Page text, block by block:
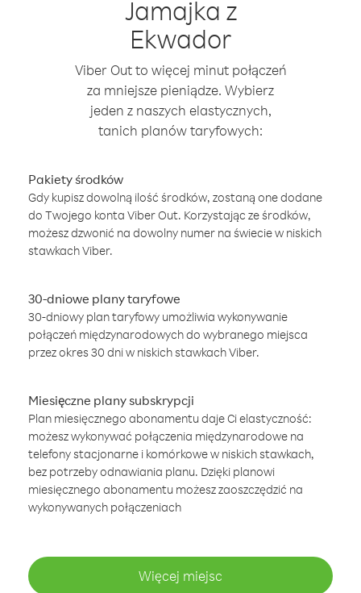
Jamajka z
Ekwador
Viber Out to więcej minut połączeń
za mniejsze pieniądze. Wybierz
jeden z naszych elastycznych,
tanich planów taryfowych:
Pakiety środków
Gdy kupisz dowolną ilość środków, zostaną one dodane
do Twojego konta Viber Out. Korzystając ze środków,
możesz dzwonić na dowolny numer na świecie w niskich
stawkach Viber.
30-dniowe plany taryfowe
30-dniowy plan taryfowy umożliwia wykonywanie
połączeń międzynarodowych do wybranego miejsca
przez okres 30 dni w niskich stawkach Viber.
Miesięczne plany subskrypcji
Plan miesięcznego abonamentu daje Ci elastyczność:
możesz wykonywać połączenia międzynarodowe na
telefony stacjonarne i komórkowe w niskich stawkach,
bez potrzeby odnawiania planu. Dzięki planowi
miesięcznego abonamentu możesz zaoszczędzić na
wykonywanych połączeniach
Więcej miejsc